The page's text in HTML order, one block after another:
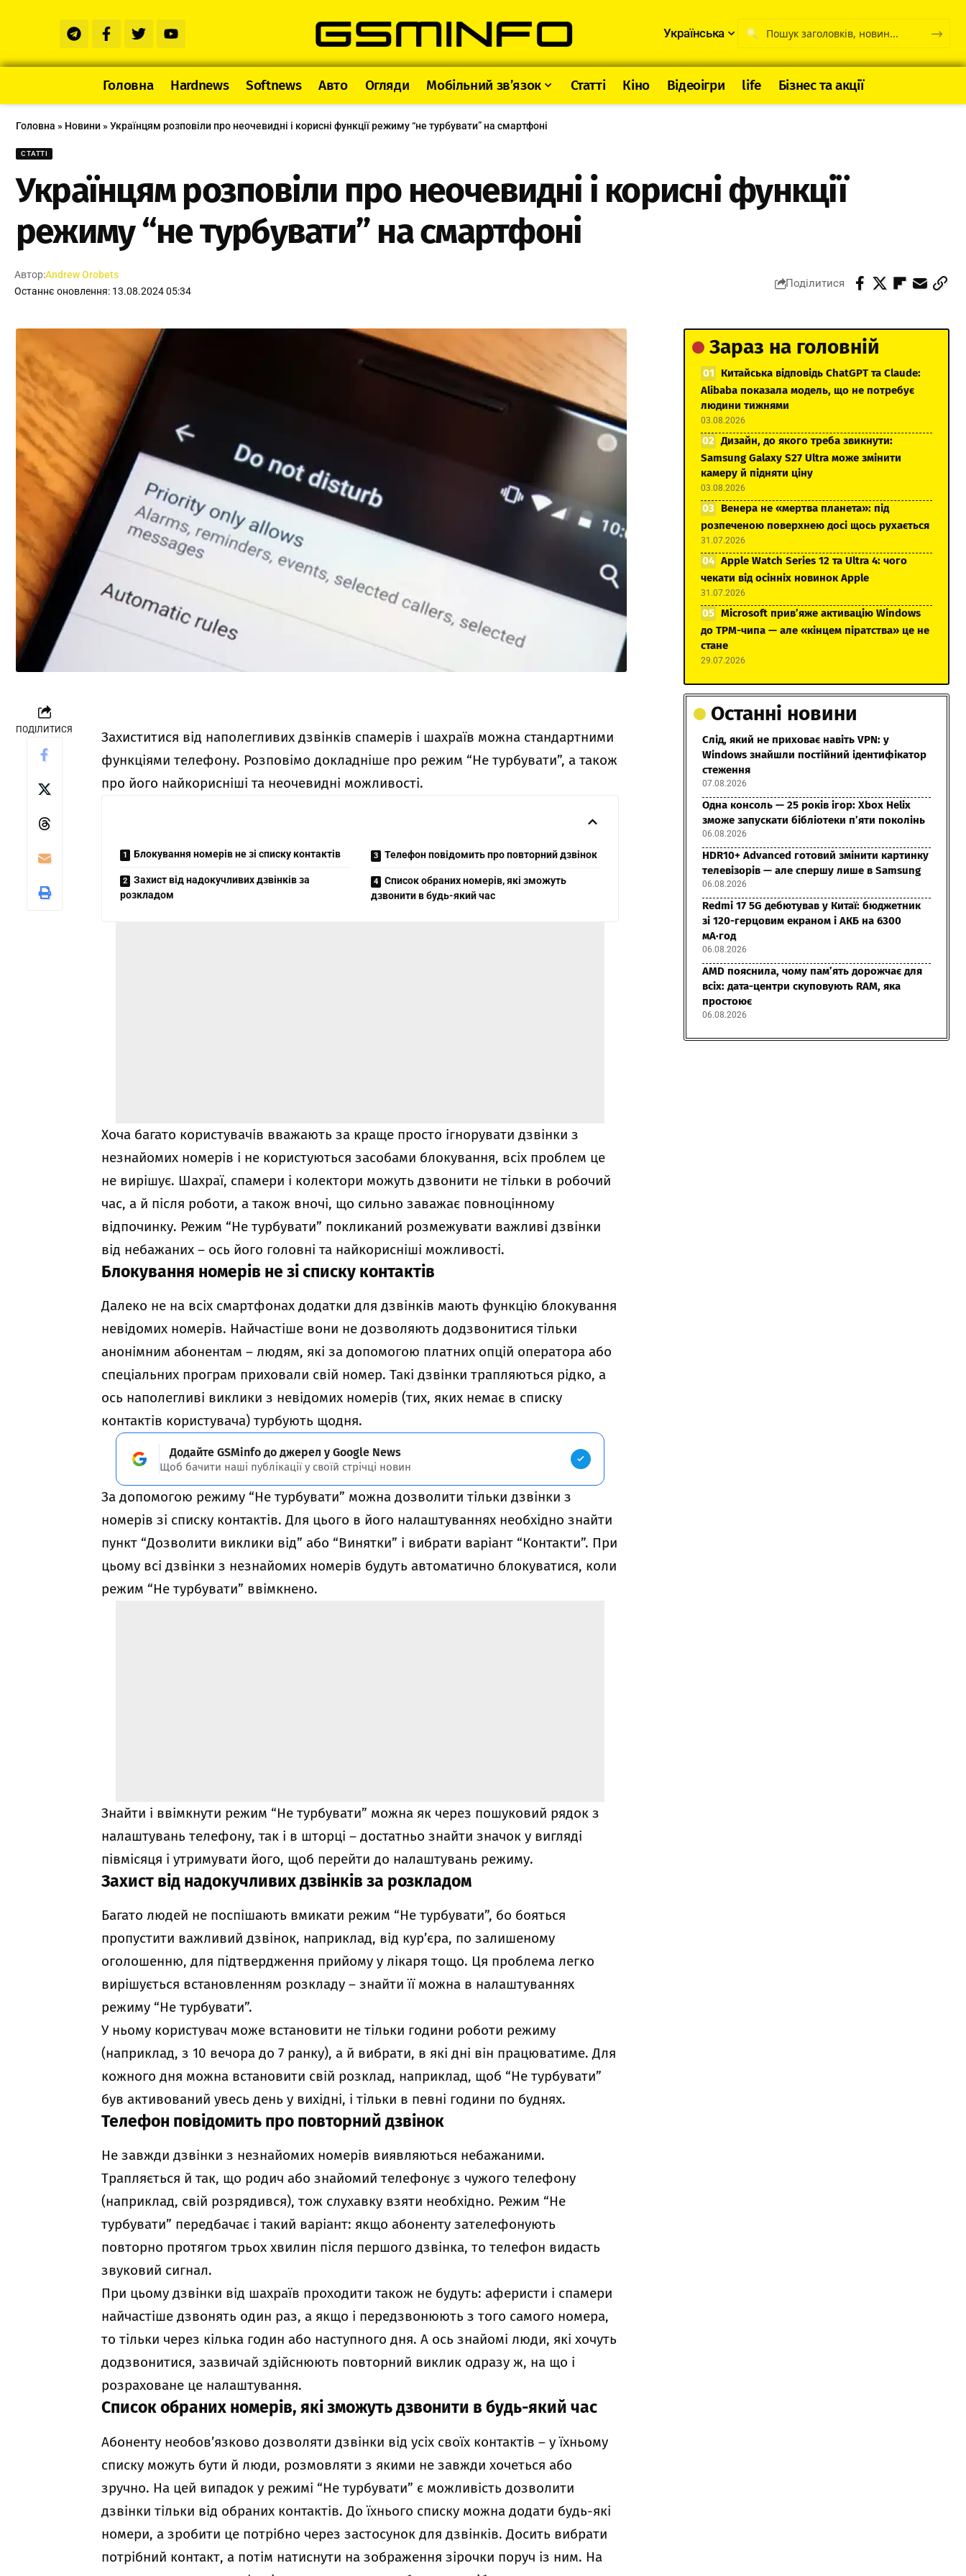
Українська
Головна Hardnews Softnews Авто Огляди Мобільний зв’язок Статті Кіно Відеоігри life Бізнес та акції
Головна » Новини»Українцям розповіли про неочевидні і корисні функції режиму “не турбувати” на смартфоні
СТАТТІ
Українцям розповіли про неочевидні і корисні функції
режиму “не турбувати” на смартфоні
Останнє оновлення: 13.08.2024 05:34
Автор:Andrew Orobets
Поділитися
ПОДІЛИТИСЯ
Захиститися від наполегливих дзвінків спамерів і шахраїв можна стандартними
функціями телефону. Розповімо докладніше про режим “Не турбувати”, а також
про його найкорисніші та неочевидні можливості.
Блокування номерів не зі списку контактів
Захист від надокучливих дзвінків за
розкладом
Телефон повідомить про повторний дзвінок
Список обраних номерів, які зможуть
дзвонити в будь-який час
Хоча багато користувачів вважають за краще просто ігнорувати дзвінки з
незнайомих номерів і не користуються засобами блокування, всіх проблем це
не вирішує. Шахраї, спамери і колектори можуть дзвонити не тільки в робочий
час, а й після роботи, а також вночі, що сильно заважає повноцінному
відпочинку. Режим “Не турбувати” покликаний розмежувати важливі дзвінки
від небажаних – ось його головні та найкорисніші можливості.
Блокування номерів не зі списку контактів
Далеко не на всіх смартфонах додатки для дзвінків мають функцію блокування
невідомих номерів. Найчастіше вони не дозволяють додзвонитися тільки
анонімним абонентам – людям, які за допомогою платних опцій оператора або
спеціальних програм приховали свій номер. Такі дзвінки трапляються рідко, а
ось наполегливі виклики з невідомих номерів (тих, яких немає в списку
контактів користувача) турбують щодня.
Додайте GSMinfo до джерел у Google News
Щоб бачити наші публікації у своїй стрічці новин
За допомогою режиму “Не турбувати” можна дозволити тільки дзвінки з
номерів зі списку контактів. Для цього в його налаштуваннях необхідно знайти
пункт “Дозволити виклики від” або “Винятки” і вибрати варіант “Контакти”. При
цьому всі дзвінки з незнайомих номерів будуть автоматично блокуватися, коли
режим “Не турбувати” ввімкнено.
Знайти і ввімкнути режим “Не турбувати” можна як через пошуковий рядок з
налаштувань телефону, так і в шторці – достатньо знайти значок у вигляді
півмісяця і утримувати його, щоб перейти до налаштувань режиму.
Захист від надокучливих дзвінків за розкладом
Багато людей не поспішають вмикати режим “Не турбувати”, бо бояться
пропустити важливий дзвінок, наприклад, від кур’єра, по залишеному
оголошенню, для підтвердження прийому у лікаря тощо. Ця проблема легко
вирішується встановленням розкладу – знайти її можна в налаштуваннях
режиму “Не турбувати”.
У ньому користувач може встановити не тільки години роботи режиму
(наприклад, з 10 вечора до 7 ранку), а й вибрати, в які дні він працюватиме. Для
кожного дня можна встановити свій розклад, наприклад, щоб “Не турбувати”
був активований увесь день у вихідні, і тільки в певні години по буднях.
Телефон повідомить про повторний дзвінок
Не завжди дзвінки з незнайомих номерів виявляються небажаними.
Трапляється й так, що родич або знайомий телефонує з чужого телефону
(наприклад, свій розрядився), тож слухавку взяти необхідно. Режим “Не
турбувати” передбачає і такий варіант: якщо абоненту зателефонують
повторно протягом трьох хвилин після першого дзвінка, то телефон видасть
звуковий сигнал.
При цьому дзвінки від шахраїв проходити також не будуть: аферисти і спамери
найчастіше дзвонять один раз, а якщо і передзвонюють з того самого номера,
то тільки через кілька годин або наступного дня. А ось знайомі люди, які хочуть
додзвонитися, зазвичай здійснюють повторний виклик одразу ж, на що і
розраховане це налаштування.
Список обраних номерів, які зможуть дзвонити в будь-який час
Абоненту необов’язково дозволяти дзвінки від усіх своїх контактів – у їхньому
списку можуть бути й люди, розмовляти з якими не завжди хочеться або
зручно. На цей випадок у режимі “Не турбувати” є можливість дозволити
дзвінки тільки від обраних контактів. До їхнього списку можна додати будь-які
номери, а зробити це потрібно через застосунок для дзвінків. Досить вибрати
потрібний контакт, а потім натиснути на зображення зірочки поруч із ним. На
Зараз на головній
Китайська відповідь ChatGPT та Claude:
Alibaba показала модель, що не потребує
людини тижнями
03.08.2026
Дизайн, до якого треба звикнути:
Samsung Galaxy S27 Ultra може змінити
камеру й підняти ціну
03.08.2026
Венера не «мертва планета»: під
розпеченою поверхнею досі щось рухається
31.07.2026
Apple Watch Series 12 та Ultra 4: чого
чекати від осінніх новинок Apple
31.07.2026
Microsoft прив’яже активацію Windows
до TPM-чипа — але «кінцем піратства» це не
стане
29.07.2026
Останні новини
Слід, який не приховає навіть VPN: у
Windows знайшли постійний ідентифікатор
стеження
07.08.2026
Одна консоль — 25 років ігор: Xbox Helix
зможе запускати бібліотеки п’яти поколінь
06.08.2026
HDR10+ Advanced готовий змінити картинку
телевізорів — але спершу лише в Samsung
06.08.2026
Redmi 17 5G дебютував у Китаї: бюджетник
зі 120-герцовим екраном і АКБ на 6300
мА·год
06.08.2026
AMD пояснила, чому пам’ять дорожчає для
всіх: дата-центри скуповують RAM, яка
простоює
06.08.2026